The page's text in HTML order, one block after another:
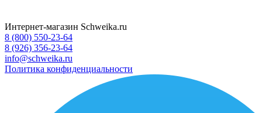
Интернет-магазин Schweika.ru
8 (800) 550-23-64
8 (926) 356-23-64
info@schweika.ru
Политика конфиденциальности